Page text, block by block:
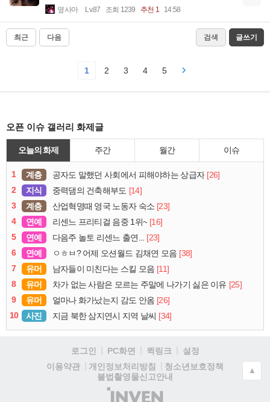
옆사마 Lv.87 조회 1239 추천 1 14:58
최근 다음 검색 글쓰기
1 2 3 4 5
오픈 이슈 갤러리 화제글
오늘의 화제 주간 월간 이슈
1 계층 공자도 말했던 사회에서 피해야하는 상급자 [26]
2
지식 중력댐의 건축해부도 [14]
3
계층 산업혁명때 영국 노동자 숙소 [23]
4
연예 리센느 프리티걸 음중 1위~ [16]
5
연예 다음주 놀토 리센느 출연... [23]
6
연예 ㅇㅎㅂ? 어제 오션월드 김채연 모음 [38]
7
유머 남자들이 미친다는 스킬 모음 [11]
8
유머 차가 없는 사람은 모르는 주말에 나가기 싫은 이유 [25]
9
유머 얼마나 화가났는지 감도 안옴 [26]
10
사진 지금 북한 삼지연시 지역 날씨 [34]
로그인 PC화면 퀵링크
설정
이용약관
개인정보처리방침
청소년보호정책
불법촬영물신고안내
(주)
▲